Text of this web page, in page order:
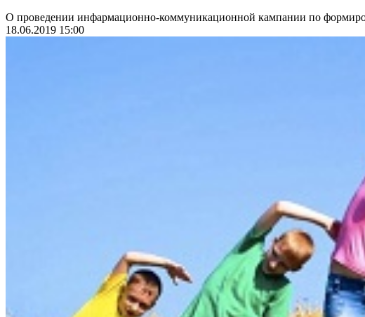
О проведении инфармационно-коммуникационной кампании по
18.06.2019 15:00